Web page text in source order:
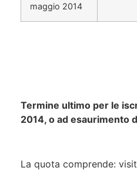
maggio 2014
Termine ultimo per le
2014, o ad esaurimento
La quota comprende: